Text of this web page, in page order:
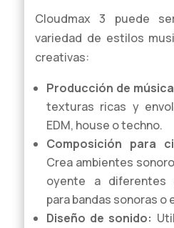
Cloudmax 3 puede
variedad de estilos
creativas:
Producción de
texturas ricas y
EDM, house o techno.
Composición para
Crea ambientes
oyente a diferentes
para bandas sonoras
Diseño de sonido: